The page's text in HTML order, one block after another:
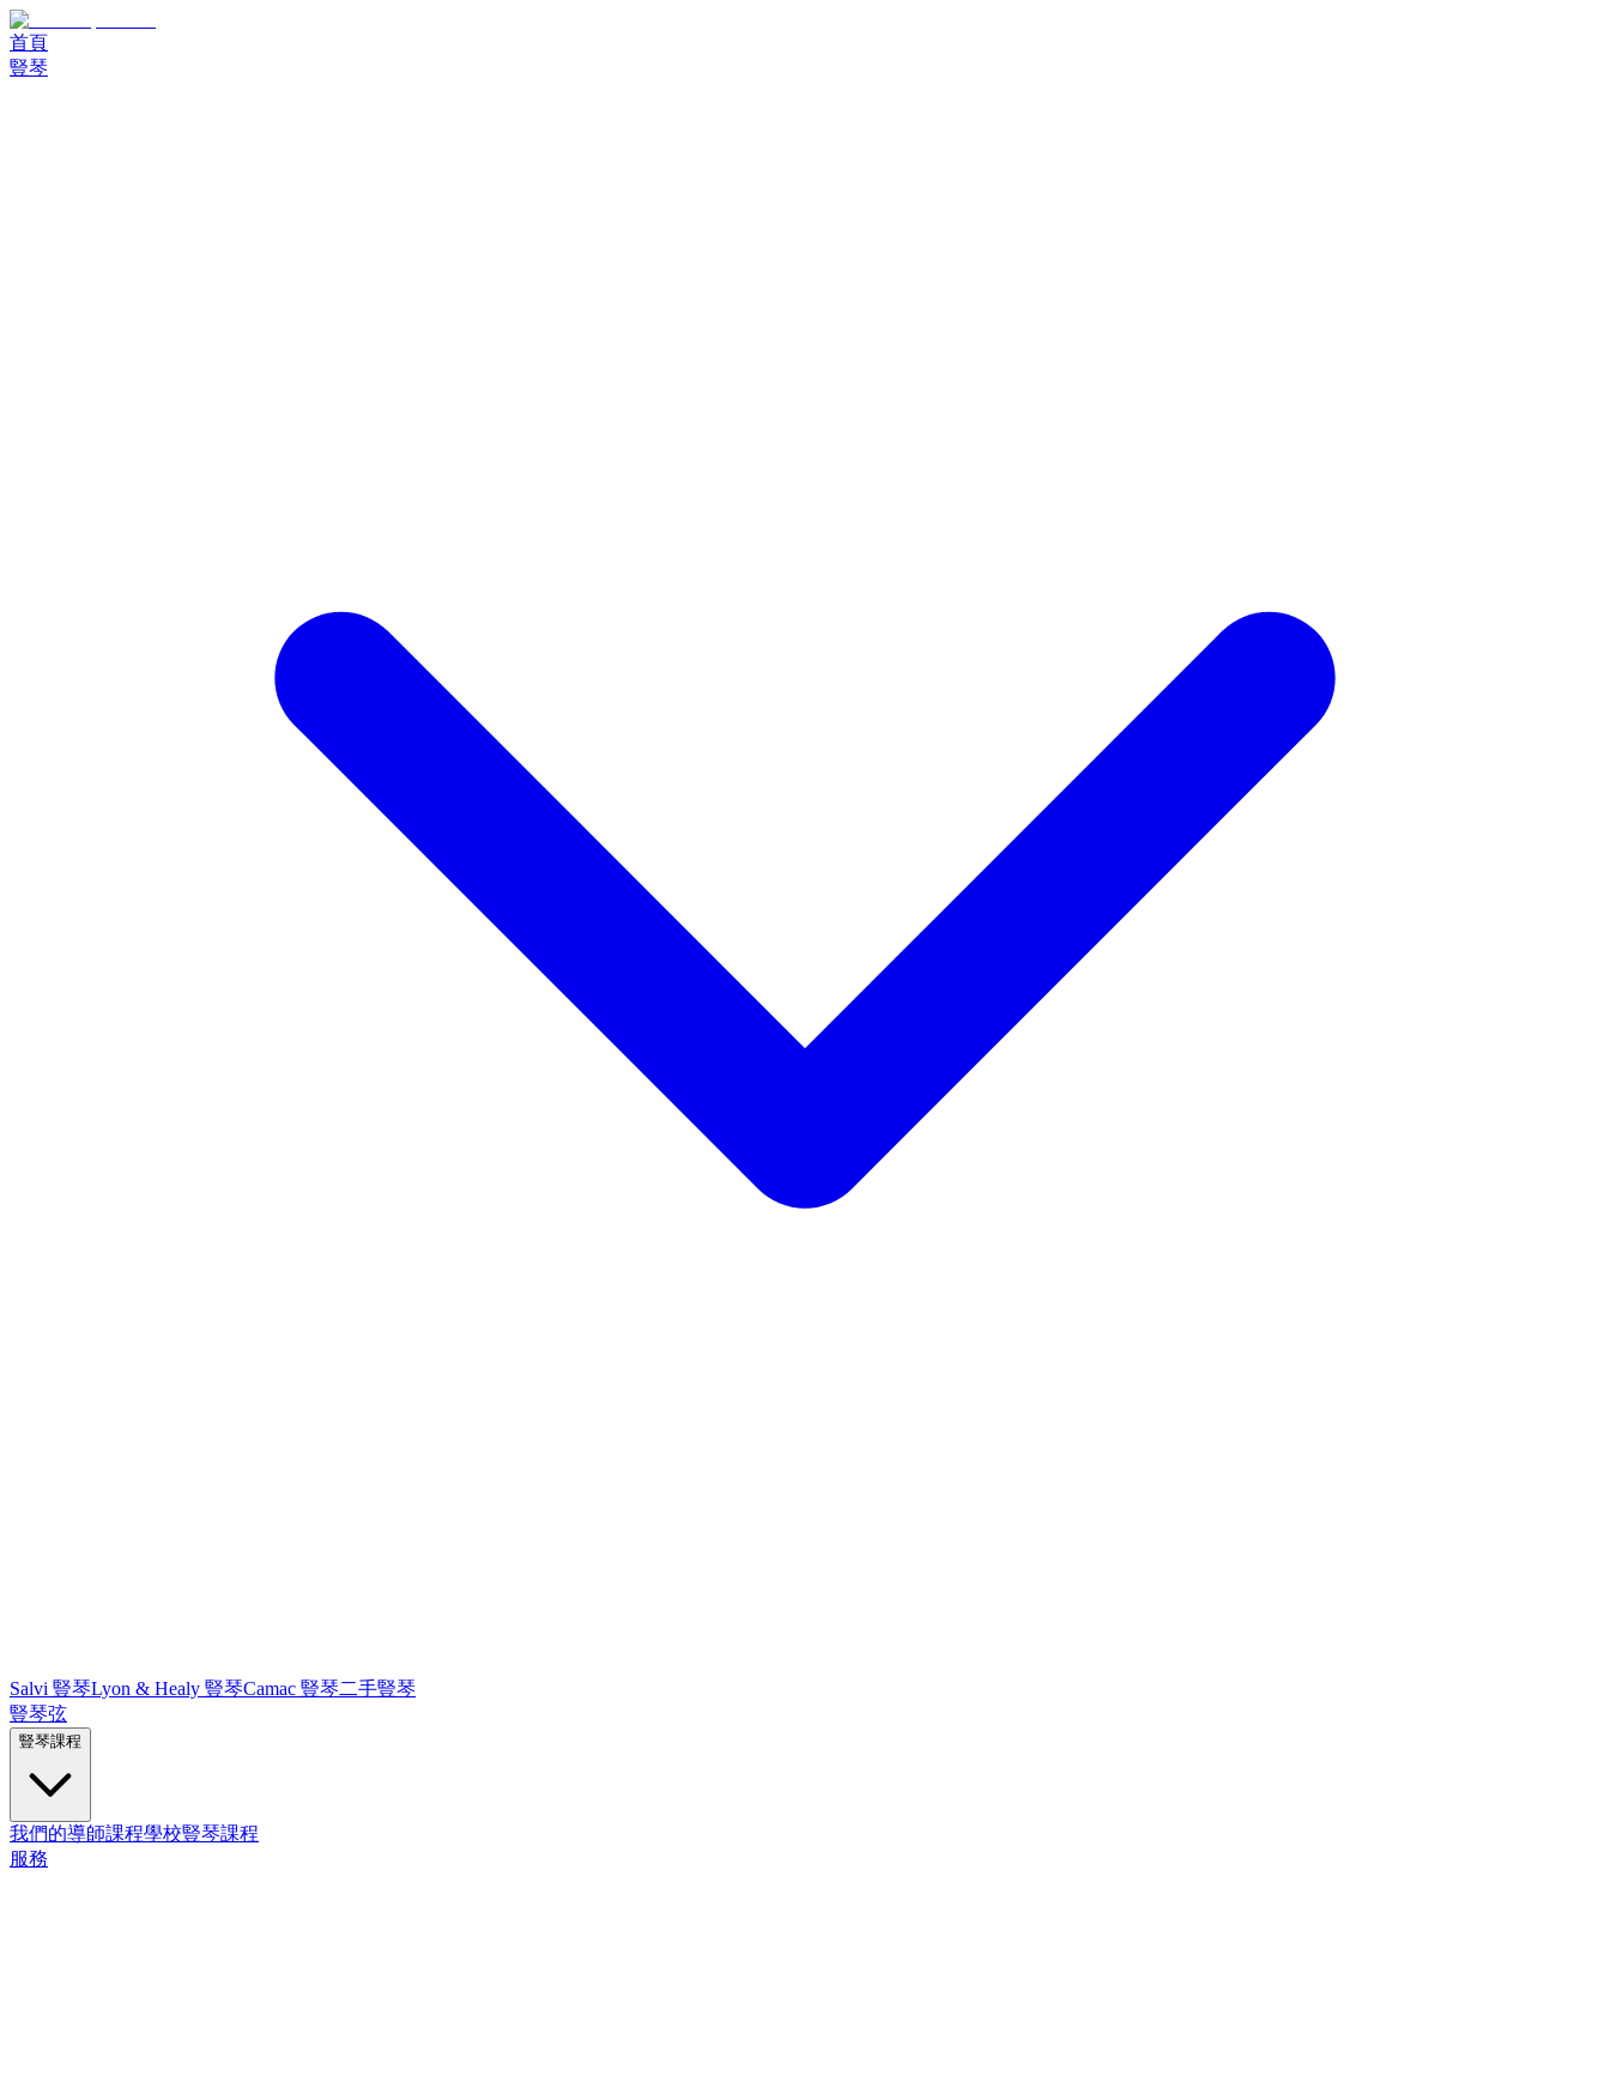
首頁
豎琴
Salvi 豎琴Lyon & Healy 豎琴Camac 豎琴二手豎琴
豎琴弦
豎琴課程
我們的導師課程學校豎琴課程
服務